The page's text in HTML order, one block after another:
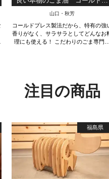
レス たっぷり使える 950g
山口・秋芳
コールドプレス製法だから、特有の強
香りがなく、サラサラとしてどんなお
理にも使える！ こだわりのごま専門店
注目の商品
福島県